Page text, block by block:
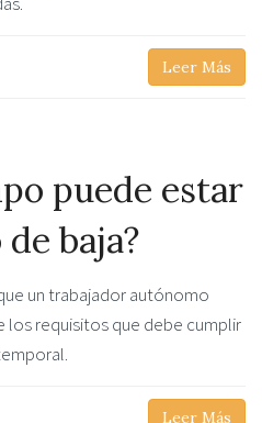
Leer Más
puede estar
baja?
un trabajador autónomo
los requisitos que debe cumplir
Leer Más